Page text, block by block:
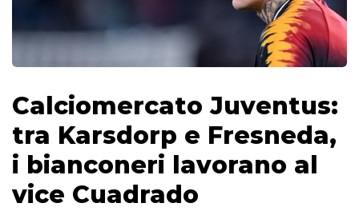
Calciomercato Juventus:
tra Karsdorp e Fresneda,
i bianconeri lavorano al
vice Cuadrado